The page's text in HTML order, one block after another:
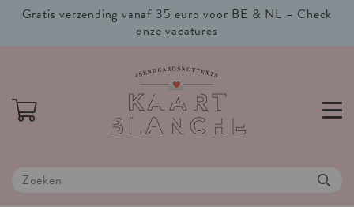
Gratis verzending vanaf 35 euro voor BE & NL – Check
onzevacatures